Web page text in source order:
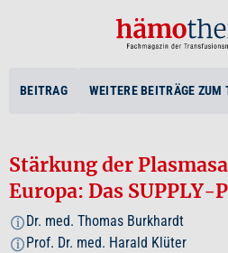
BEITRAG WEITERE BEITRÄGE ZUM
Stärkung der
Europa: Das SUPPLY-
i Dr. med. Thomas Burkhardt
i Prof. Dr. med. Harald Klüter